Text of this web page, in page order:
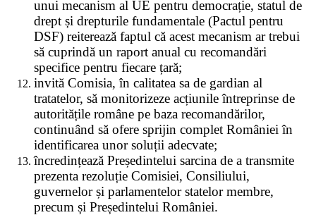
unui mecanism al UE pentru democrație, statul de
drept și drepturile fundamentale (Pactul pentru
DSF) reiterează faptul că acest mecanism ar trebui
să cuprindă un raport anual cu recomandări
specifice pentru fiecare țară;
invită Comisia, în calitatea sa de gardian al
tratatelor, să monitorizeze acțiunile întreprinse de
autoritățile române pe baza recomandărilor,
continuând să ofere sprijin complet României în
identificarea unor soluții adecvate;
încredințează Președintelui sarcina de a transmite
prezenta rezoluție Comisiei, Consiliului,
guvernelor și parlamentelor statelor membre,
precum și Președintelui României.